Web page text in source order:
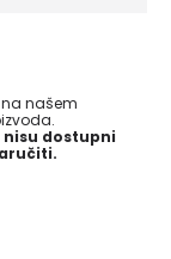
našem
dostupni